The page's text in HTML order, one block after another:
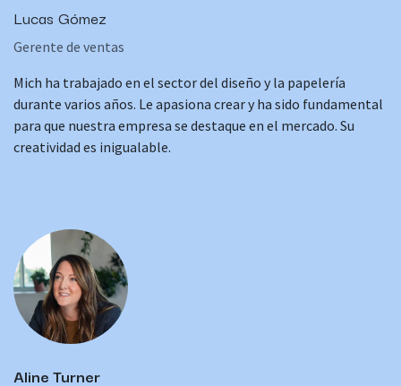
Lucas Gómez
Gerente de ventas
Mich ha trabajado en el sector del diseño y la papelería
durante varios años. Le apasiona crear y ha sido fundamental
para que nuestra empresa se destaque en el mercado. Su
creatividad es inigualable.
Aline Turner